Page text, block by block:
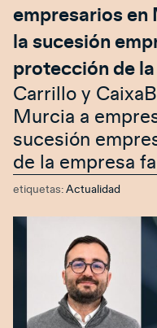
empresarios en
la sucesión
protección de
Carrillo y
Murcia a
sucesión
de la empresa
etiquetas: Actualidad